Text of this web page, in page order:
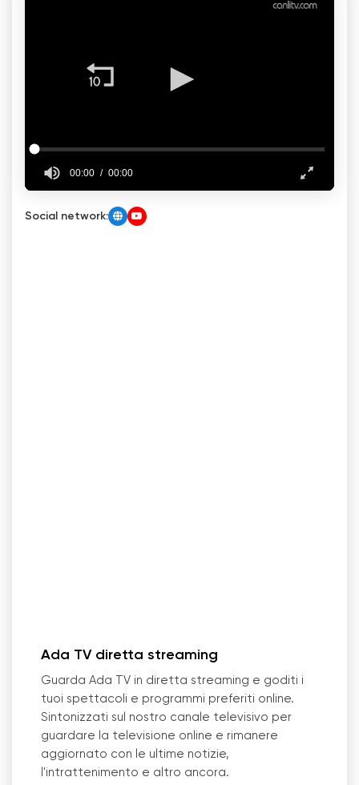
Social network:
Ada TV diretta streaming
Guarda Ada TV in diretta streaming e goditi i
tuoi spettacoli e programmi preferiti online.
Sintonizzati sul nostro canale televisivo per
guardare la televisione online e rimanere
aggiornato con le ultime notizie,
'intrattenimento e altro ancora.